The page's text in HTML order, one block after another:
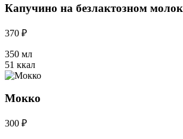
Капучино на безлактозном
370 ₽
350 мл
51 ккал
Мокко
300 ₽